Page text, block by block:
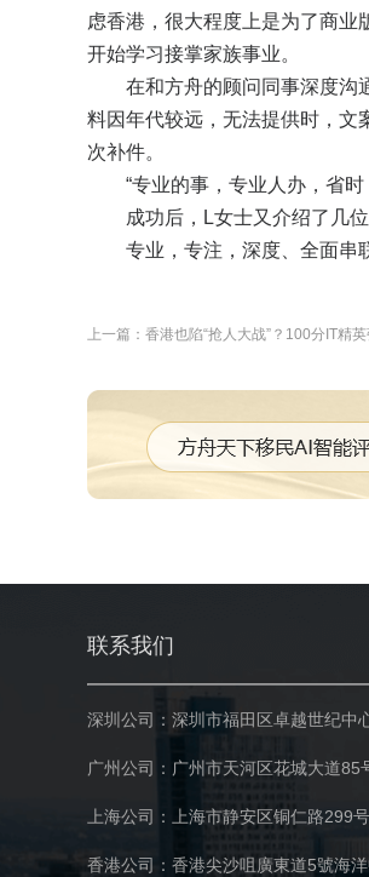
虑香港，很大程度上是为了商业
开始学习接掌家族事业。
在和方舟的顾问同事深度沟通
料因年代较远，无法提供时，文
次补件。
“专业的事，专业人办，省时
成功后，L女士又介绍了几位
专业，专注，深度、全面串联
上一篇：香港也陷“抢人大战”？100分IT精英
联系我们
深圳公司：深圳市福田区卓越世纪中
广州公司：广州市天河区花城大道85
上海公司：上海市静安区铜仁路299
香港公司：香港尖沙咀廣東道5號海